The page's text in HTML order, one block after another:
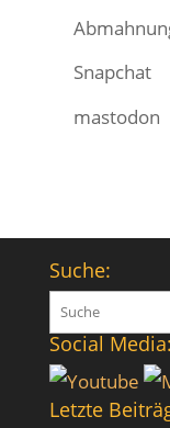
Snapchat
mastodon
Suche:
Suchen
nach:
Social Media:
Letzte